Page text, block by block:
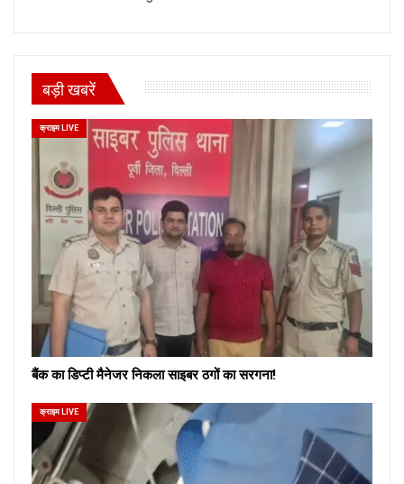
बड़ी खबरें
क्राइम LIVE
बैंक का डिप्टी मैनेजर निकला साइबर ठगों का सरगना!
क्राइम LIVE